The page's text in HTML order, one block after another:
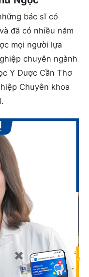
bác sĩ có
đã có nhiều năm
mọi người lựa
chuyên ngành
Y Dược Cần Thơ
Chuyên khoa